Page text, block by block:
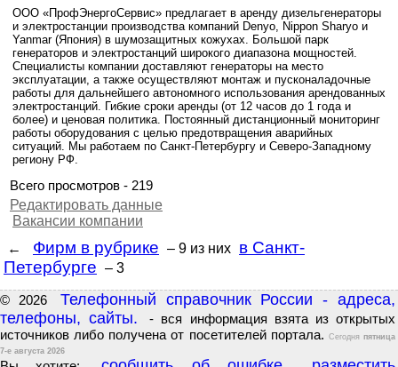
ООО «ПрофЭнергоСервис» предлагает в аренду дизельгенераторы
и электростанции производства компаний Denyo, Nippon Sharyo и
Yanmar (Япония) в шумозащитных кожухах. Большой парк
генераторов и электростанций широкого диапазона мощностей.
Специалисты компании доставляют генераторы на место
эксплуатации, а также осуществляют монтаж и пусконаладочные
работы для дальнейшего автономного использования арендованных
электростанций. Гибкие сроки аренды (от 12 часов до 1 года и
более) и ценовая политика. Постоянный дистанционный мониторинг
работы оборудования с целью предотвращения аварийных
ситуаций. Мы работаем по Санкт-Петербургу и Северо-Западному
региону РФ.
Всего просмотров - 219
Редактировать данные
Вакансии компании
←
Фирм в рубрике – 9 из них в Санкт-
Петербурге – 3
© 2026
Телефонный справочник России - адреса,
телефоны, сайты.
- вся информация взята из открытых
источников либо получена от посетителей портала. Сегодняпятница
7-е августа 2026